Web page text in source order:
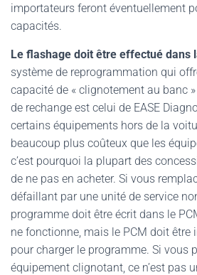
importateurs feront éventuellement
capacités.
Le flashage doit être effectué dans
système de reprogrammation qui
capacité de « clignotement au banc
de rechange est celui de EASE
certains équipements hors de la
beaucoup plus coûteux que les
c’est pourquoi la plupart des
de ne pas en acheter. Si vous
défaillant par une unité de service
programme doit être écrit dans le
ne fonctionne, mais le PCM doit
pour charger le programme. Si vous
équipement clignotant, ce n’est pas